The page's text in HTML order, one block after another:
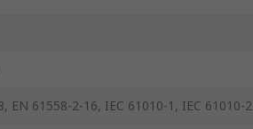
EN 61558-2-16, IEC 61010-1, IEC 61010-